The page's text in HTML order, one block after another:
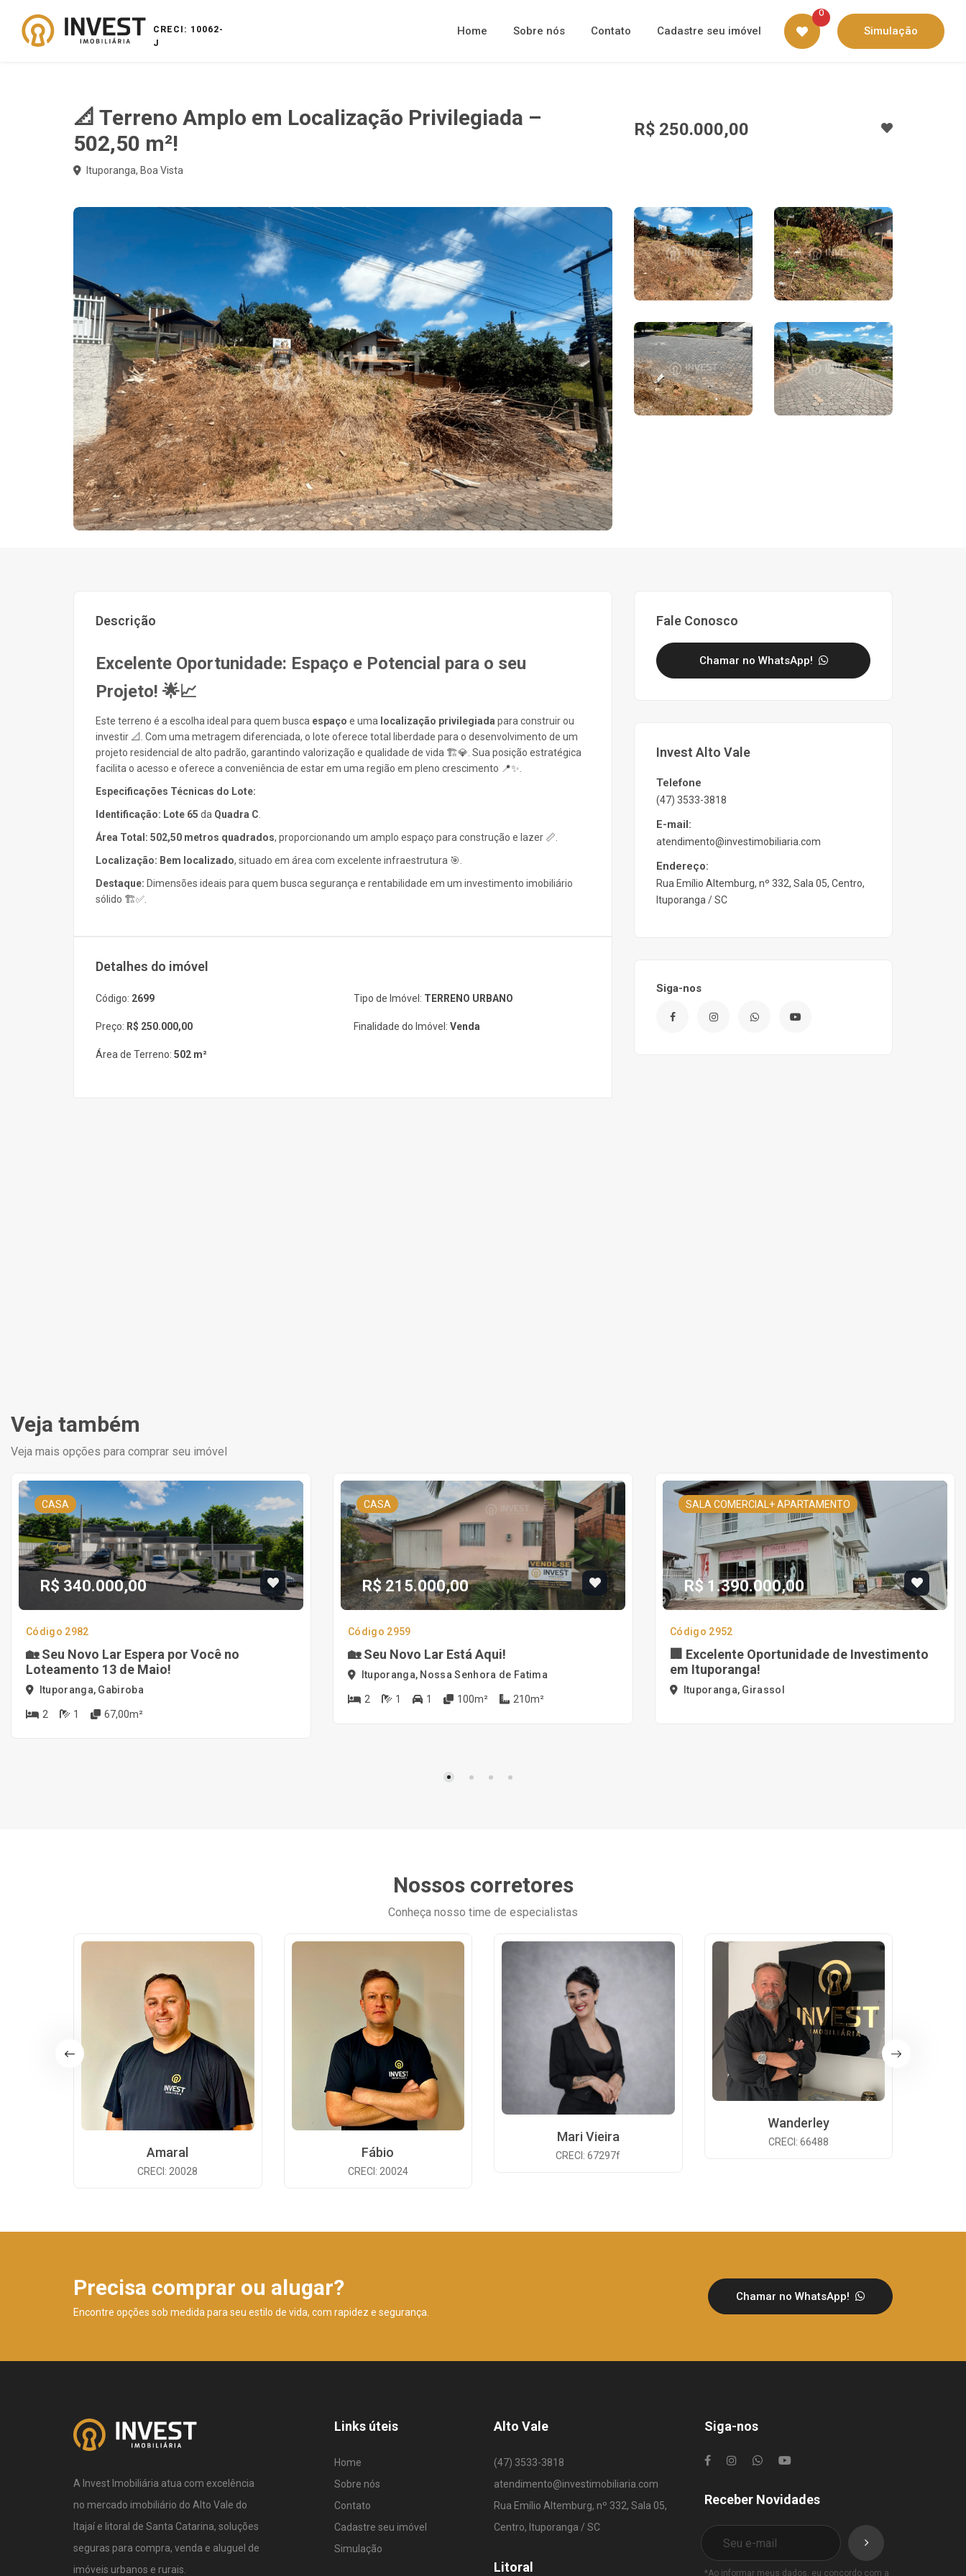
CRECI: 10062-
J
Home Sobre nós Contato Cadastre seu imóvel
0
Simulação
📐 Terreno Amplo em Localização Privilegiada –
502,50 m²!
Ituporanga, Boa Vista
R$ 250.000,00
Descrição
Excelente Oportunidade: Espaço e Potencial para o seu
Projeto! 🌟📈
Este terreno é a escolha ideal para quem busca espaço e uma localização privilegiada para construir ou
investir 📐. Com uma metragem diferenciada, o lote oferece total liberdade para o desenvolvimento de um
projeto residencial de alto padrão, garantindo valorização e qualidade de vida 🏗️💎. Sua posição estratégica
facilita o acesso e oferece a conveniência de estar em uma região em pleno crescimento 📍✨.
Especificações Técnicas do Lote:
Identificação: Lote 65 da Quadra C
Área Total: 502,50 metros quadrados, proporcionando um amplo espaço para construção e lazer 📏.
Localização: Bem localizado, situado em área com excelente infraestrutura 🎯.
Destaque: Dimensões ideais para quem busca segurança e rentabilidade em um investimento imobiliário
sólido 🏗️✅.
Detalhes do imóvel
Código: 2699
Preço: R$ 250.000,00
Área de Terreno: 502 m²
Tipo de Imóvel: TERRENO URBANO
Finalidade do Imóvel: Venda
Fale Conosco
Chamar no WhatsApp!
Invest Alto Vale
Telefone
(47) 3533-3818
E-mail:
atendimento@investimobiliaria.com
Endereço:
Rua Emílio Altemburg, nº 332, Sala 05, Centro,
Ituporanga / SC
Siga-nos
Veja também
Veja mais opções para comprar seu imóvel
CASA
R$ 340.000,00
Código 2982
🏡 Seu Novo Lar Espera por Você no
Loteamento 13 de Maio!
Ituporanga, Gabiroba
2 1 67,00m²
CASA
R$ 215.000,00
Código 2959
🏡 Seu Novo Lar Está Aqui!
Ituporanga, Nossa Senhora de Fatima
2 1 1 100m² 210m²
SALA COMERCIAL+ APARTAMENTO
R$ 1.390.000,00
Código 2952
🏢 Excelente Oportunidade de Investimento
em Ituporanga!
Ituporanga, Girassol
Nossos corretores
Conheça nosso time de especialistas
Amaral
CRECI: 20028
Fábio
CRECI: 20024
Mari Vieira
CRECI: 67297f
Wanderley
CRECI: 66488
Precisa comprar ou alugar?
Encontre opções sob medida para seu estilo de vida, com rapidez e segurança.
Chamar no WhatsApp!
A Invest Imobiliária atua com excelência
no mercado imobiliário do Alto Vale do
Itajaí e litoral de Santa Catarina, soluções
seguras para compra, venda e aluguel de
imóveis urbanos e rurais.
Links úteis
Home
Sobre nós
Contato
Cadastre seu imóvel
Simulação
Alto Vale
(47) 3533-3818
atendimento@investimobiliaria.com
Rua Emílio Altemburg, nº 332, Sala 05,
Centro, Ituporanga / SC
Litoral
Siga-nos
Receber Novidades
*Ao informar meus dados, eu concordo com a